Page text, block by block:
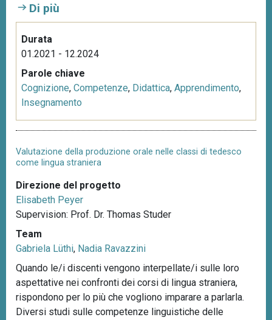
Di più
Durata
01.2021 - 12.2024
Parole chiave
Cognizione, Competenze, Didattica, Apprendimento,
Insegnamento
Valutazione della produzione orale nelle classi di tedesco
come lingua straniera
Direzione del progetto
Elisabeth Peyer
Supervision: Prof. Dr. Thomas Studer
Team
Gabriela Lüthi, Nadia Ravazzini
Quando le/i discenti vengono interpellate/i sulle loro
aspettative nei confronti dei corsi di lingua straniera,
rispondono per lo più che vogliono imparare a parlarla.
Diversi studi sulle competenze linguistiche delle